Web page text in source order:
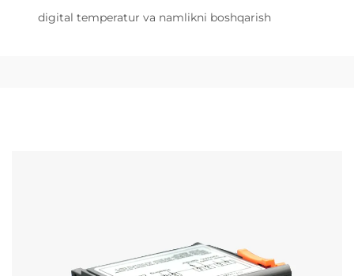
digital temperatur va namlikni boshqarish